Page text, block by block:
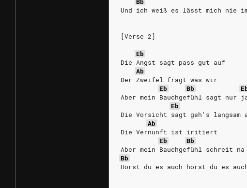
Und ich weiß es lässt mich nie
[Verse 2]
Eb
Die Angst sagt pass gut auf
Ab
Der Zweifel fragt was wir
Eb
Bb
Aber mein Bauchgefühl sagt nur
Eb
Die Vorsicht sagt geh's langsam
Ab
Die Vernunft ist iritiert
Eb
Bb
Aber mein Bauchgefühl schreit
Bb
Hörst du es auch hörst du es